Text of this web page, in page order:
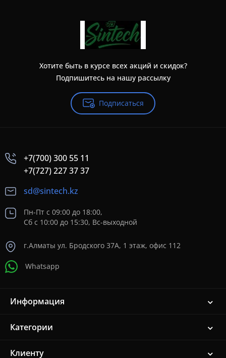
Хотите быть в курсе всех акций и скидок?
Подпишитесь на нашу рассылку
Подписаться
+7(700) 300 55 11
+7(727) 227 37 37
sd@sintech.kz
Пн-Пт с 09:00 до 18:00,
Сб с 10:00 до 15:30, Вс-выходной
г.Алматы ул. Бродского 37A, 1 этаж, офис 112
Whatsapp
Информация
Категории
Клиенту